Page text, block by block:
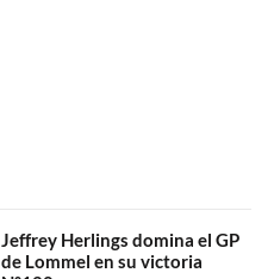
Jeffrey Herlings domina el GP
de Lommel en su victoria